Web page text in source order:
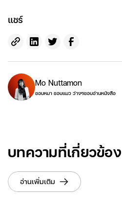
แชร์
Mo Nuttamon
ชอบหมา ชอบแมว ว่างๆชอบอ่านหนังสือ
บทความที่เกี่ยวข้อง
อ่านเพิ่มเติม